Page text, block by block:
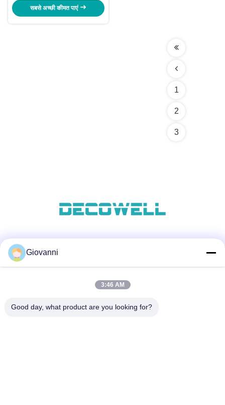
सबसे अच्छी कीमत पाएं
1
2
3
टेलीफोन
Giovanni
3:46 AM
Good day, what product are you looking for?